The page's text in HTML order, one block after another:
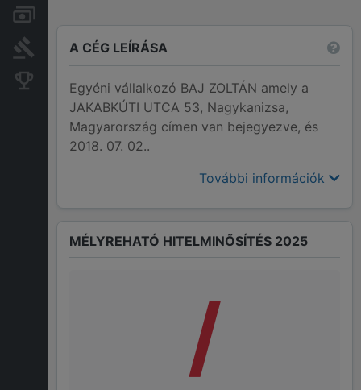
Bírósági eljárások
Konkurens cégek
A CÉG LEÍRÁSA
Egyéni vállalkozó BAJ ZOLTÁN amely a
JAKABKÚTI UTCA 53, Nagykanizsa,
Magyarország címen van bejegyezve, és
2018. 07. 02..
További információk
MÉLYREHATÓ HITELMINŐSÍTÉS 2025
/